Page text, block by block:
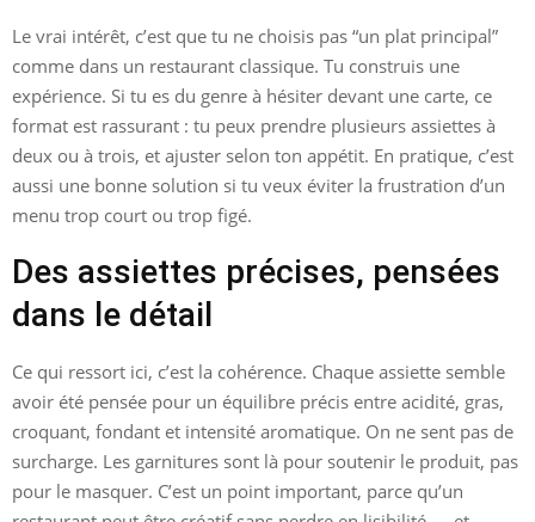
Le vrai intérêt, c’est que tu ne choisis pas “un plat principal”
comme dans un restaurant classique. Tu construis une
expérience. Si tu es du genre à hésiter devant une carte, ce
format est rassurant : tu peux prendre plusieurs assiettes à
deux ou à trois, et ajuster selon ton appétit. En pratique, c’est
aussi une bonne solution si tu veux éviter la frustration d’un
menu trop court ou trop figé.
Des assiettes précises, pensées
dans le détail
Ce qui ressort ici, c’est la cohérence. Chaque assiette semble
avoir été pensée pour un équilibre précis entre acidité, gras,
croquant, fondant et intensité aromatique. On ne sent pas de
surcharge. Les garnitures sont là pour soutenir le produit, pas
pour le masquer. C’est un point important, parce qu’un